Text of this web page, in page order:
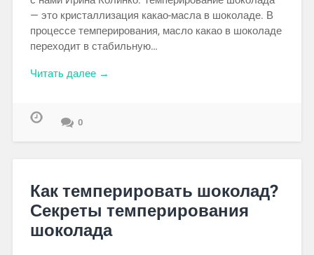
— это кристаллизация какао-масла в шоко­ладе. В
процессе темперирования, масло какао в шоколаде
пере­ходит в стабильную…
Читать далее →
0
Как темперировать шоколад?
Секреты темперирования
шоколада